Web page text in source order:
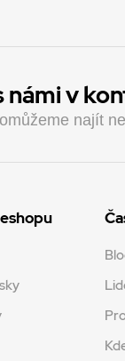
námi v
najít